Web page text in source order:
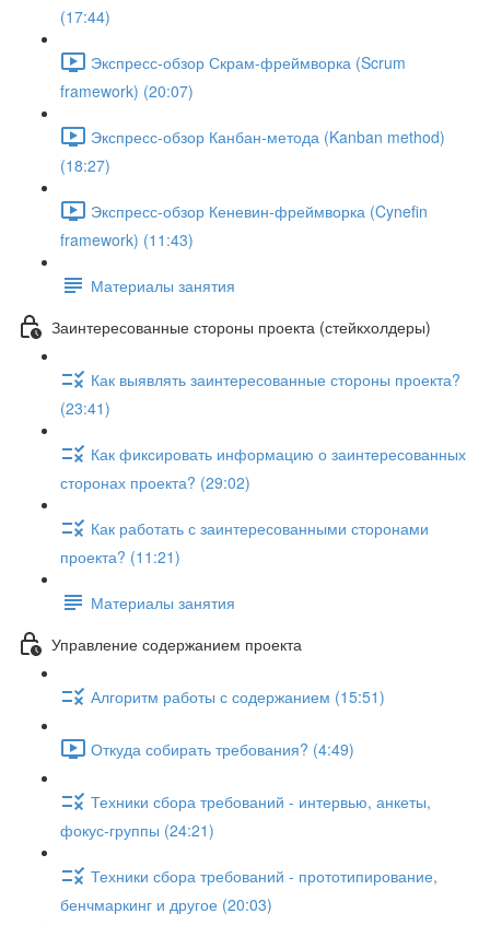
(17:44)
Экспресс-обзор Скрам-фреймворка (Scrum
framework) (20:07)
Экспресс-обзор Канбан-метода (Kanban method)
(18:27)
Экспресс-обзор Кеневин-фреймворка (Cynefin
framework) (11:43)
Материалы занятия
Заинтересованные стороны проекта (стейкхолдеры)
Как выявлять заинтересованные стороны проекта?
(23:41)
Как фиксировать информацию о заинтересованных
сторонах проекта? (29:02)
Как работать с заинтересованными сторонами
проекта? (11:21)
Материалы занятия
Управление содержанием проекта
Алгоритм работы с содержанием (15:51)
Откуда собирать требования? (4:49)
Техники сбора требований - интервью, анкеты,
фокус-группы (24:21)
Техники сбора требований - прототипирование,
бенчмаркинг и другое (20:03)